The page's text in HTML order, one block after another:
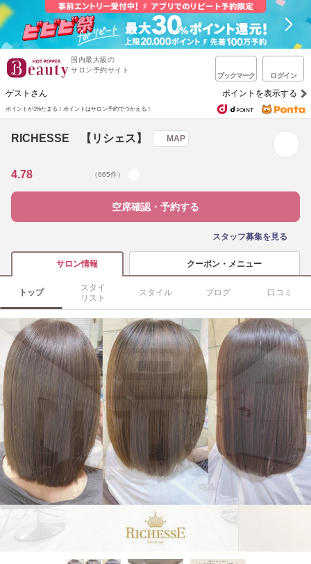
国内最大級の
サロン予約サイト
ブックマーク ログイン
ゲストさん ポイントを表示する
ポイントが1%たまる！ ポイントはサロン予約でつかえる！
RICHESSE 【リシェス】 MAP
4.78 （665件）
空席確認・予約する
スタッフ募集を見る
サロン情報 クーポン・メニュー
トップ
スタイ
リスト
スタイル ブログ 口コミ